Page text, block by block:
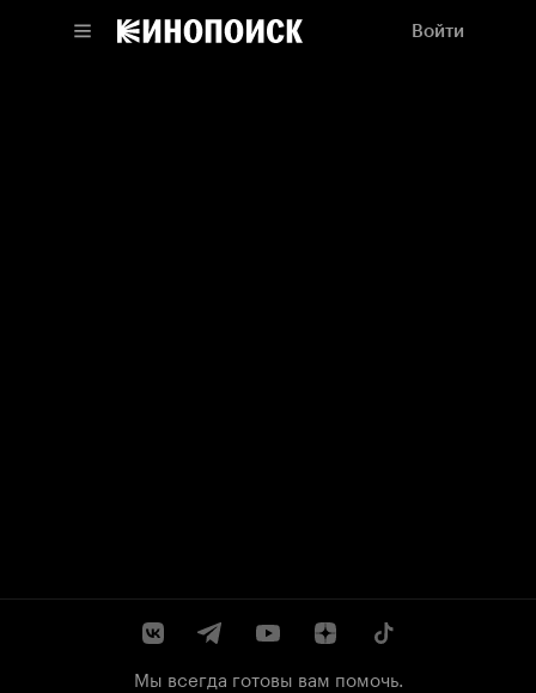
Войти
Мы всегда готовы вам помочь.